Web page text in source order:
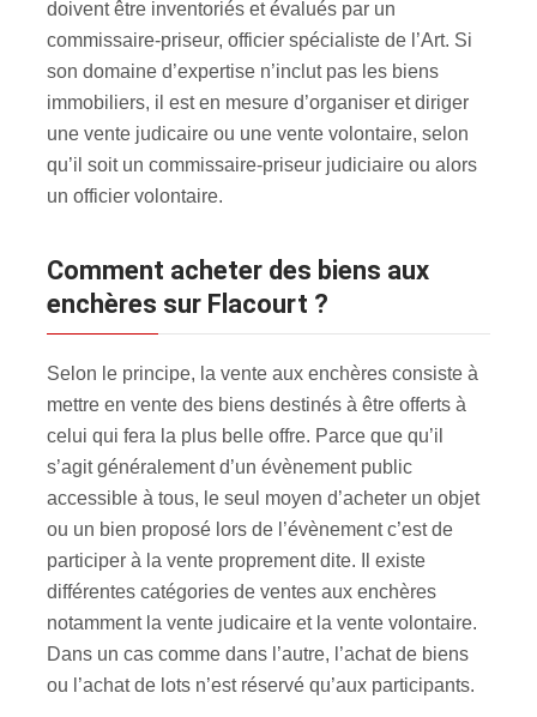
doivent être inventoriés et évalués par un
commissaire-priseur, officier spécialiste de l’Art. Si
son domaine d’expertise n’inclut pas les biens
immobiliers, il est en mesure d’organiser et diriger
une vente judicaire ou une vente volontaire, selon
qu’il soit un commissaire-priseur judiciaire ou alors
un officier volontaire.
Comment acheter des biens aux
enchères sur Flacourt ?
Selon le principe, la vente aux enchères consiste à
mettre en vente des biens destinés à être offerts à
celui qui fera la plus belle offre. Parce que qu’il
s’agit généralement d’un évènement public
accessible à tous, le seul moyen d’acheter un objet
ou un bien proposé lors de l’évènement c’est de
participer à la vente proprement dite. Il existe
différentes catégories de ventes aux enchères
notamment la vente judicaire et la vente volontaire.
Dans un cas comme dans l’autre, l’achat de biens
ou l’achat de lots n’est réservé qu’aux participants.